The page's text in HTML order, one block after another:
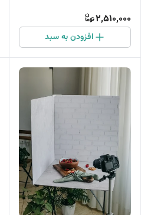
2,510,000
افزودن به سبد